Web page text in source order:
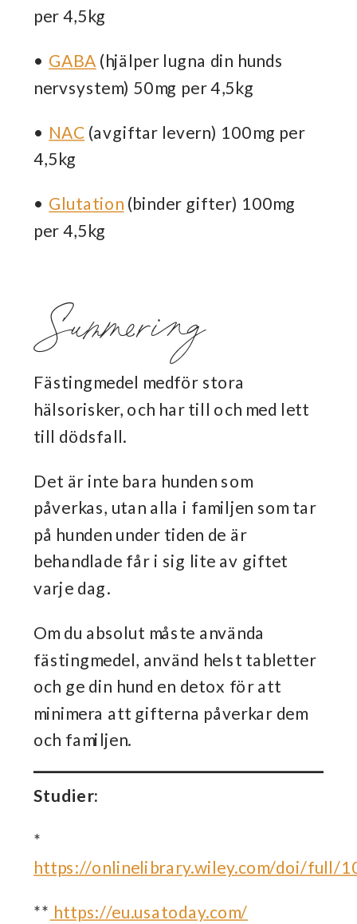
per 4,5kg
• GABA (hjälper lugna din hunds
nervsystem) 50mg per 4,5kg
• NAC (avgiftar levern) 100mg per
4,5kg
• Glutation (binder gifter) 100mg
per 4,5kg
Summering
Fästingmedel medför stora
hälsorisker, och har till och med lett
till dödsfall.
Det är inte bara hunden som
påverkas, utan alla i familjen som tar
på hunden under tiden de är
behandlade får i sig lite av giftet
varje dag.
Om du absolut måste använda
fästingmedel, använd helst tabletter
och ge din hund en detox för att
minimera att gifterna påverkar dem
och familjen.
Studier:
*
https://onlinelibrary.wiley.com/doi/full/
** https://eu.usatoday.com/